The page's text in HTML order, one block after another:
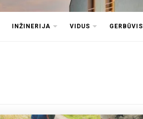
INŽINERIJA VIDUS GERBŪVIS